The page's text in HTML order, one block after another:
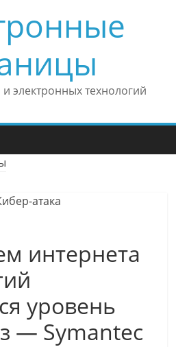
электронных технологий
интернета
уровень
— Symantec